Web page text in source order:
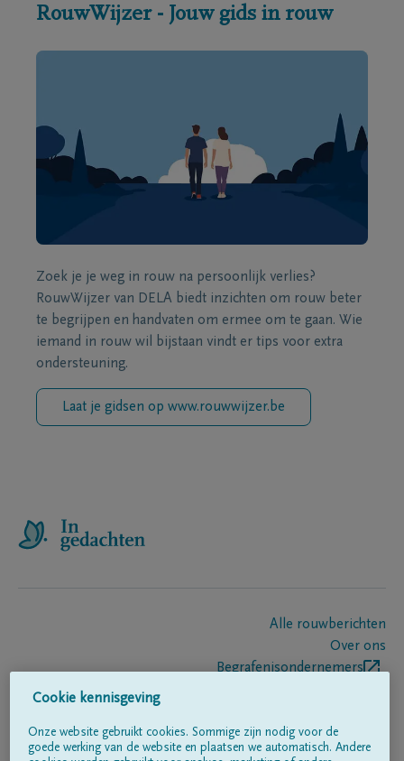
RouwWijzer - Jouw gids in rouw
Zoek je je weg in rouw na persoonlijk verlies?
RouwWijzer van DELA biedt inzichten om rouw beter
te begrijpen en handvaten om ermee om te gaan. Wie
iemand in rouw wil bijstaan vindt er tips voor extra
ondersteuning.
Laat je gidsen op www.rouwwijzer.be
Alle rouwberichten
Over ons
Begrafenisondernemers
Volg ons op
Cookie kennisgeving
Onze website gebruikt cookies. Sommige zijn nodig voor de
goede werking van de website en plaatsen we automatisch. Andere